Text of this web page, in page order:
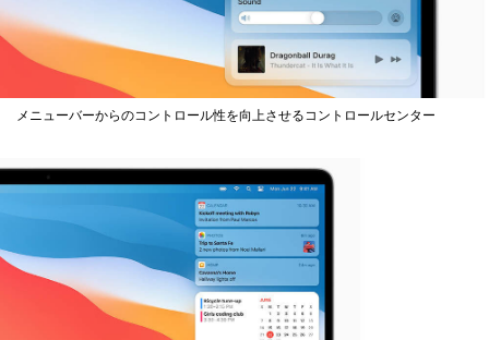
メニューバーからのコントロール性を向上させるコントロールセンター